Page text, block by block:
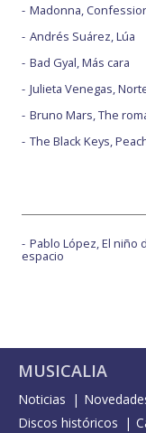
Madonna,
Andrés Suárez, Lúa
Bad Gyal, Más cara
Julieta Venegas,
Bruno Mars, The
The Black Keys,
Pablo López, El niño
espacio
MUSICALIA
Noticias
Discos históricos